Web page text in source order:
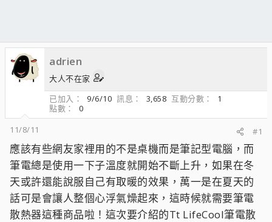
adrien
大人不在家
已加入
9/6/10 訊息 3,658 互動分數
1
點數
0
11/8/11
#1
應該有些網友家裡用的不是桌機而是筆記型電腦，而
筆電總是使用一下子溫度就開始不斷上升，如果在冬
天或許還能說服自己有取暖的效果，萬一是在夏天的
話可是會讓人整個心浮氣燥起來，這時候就需要筆電
散熱器這種商品啦！這次要介紹的Tt LifeCool筆電散